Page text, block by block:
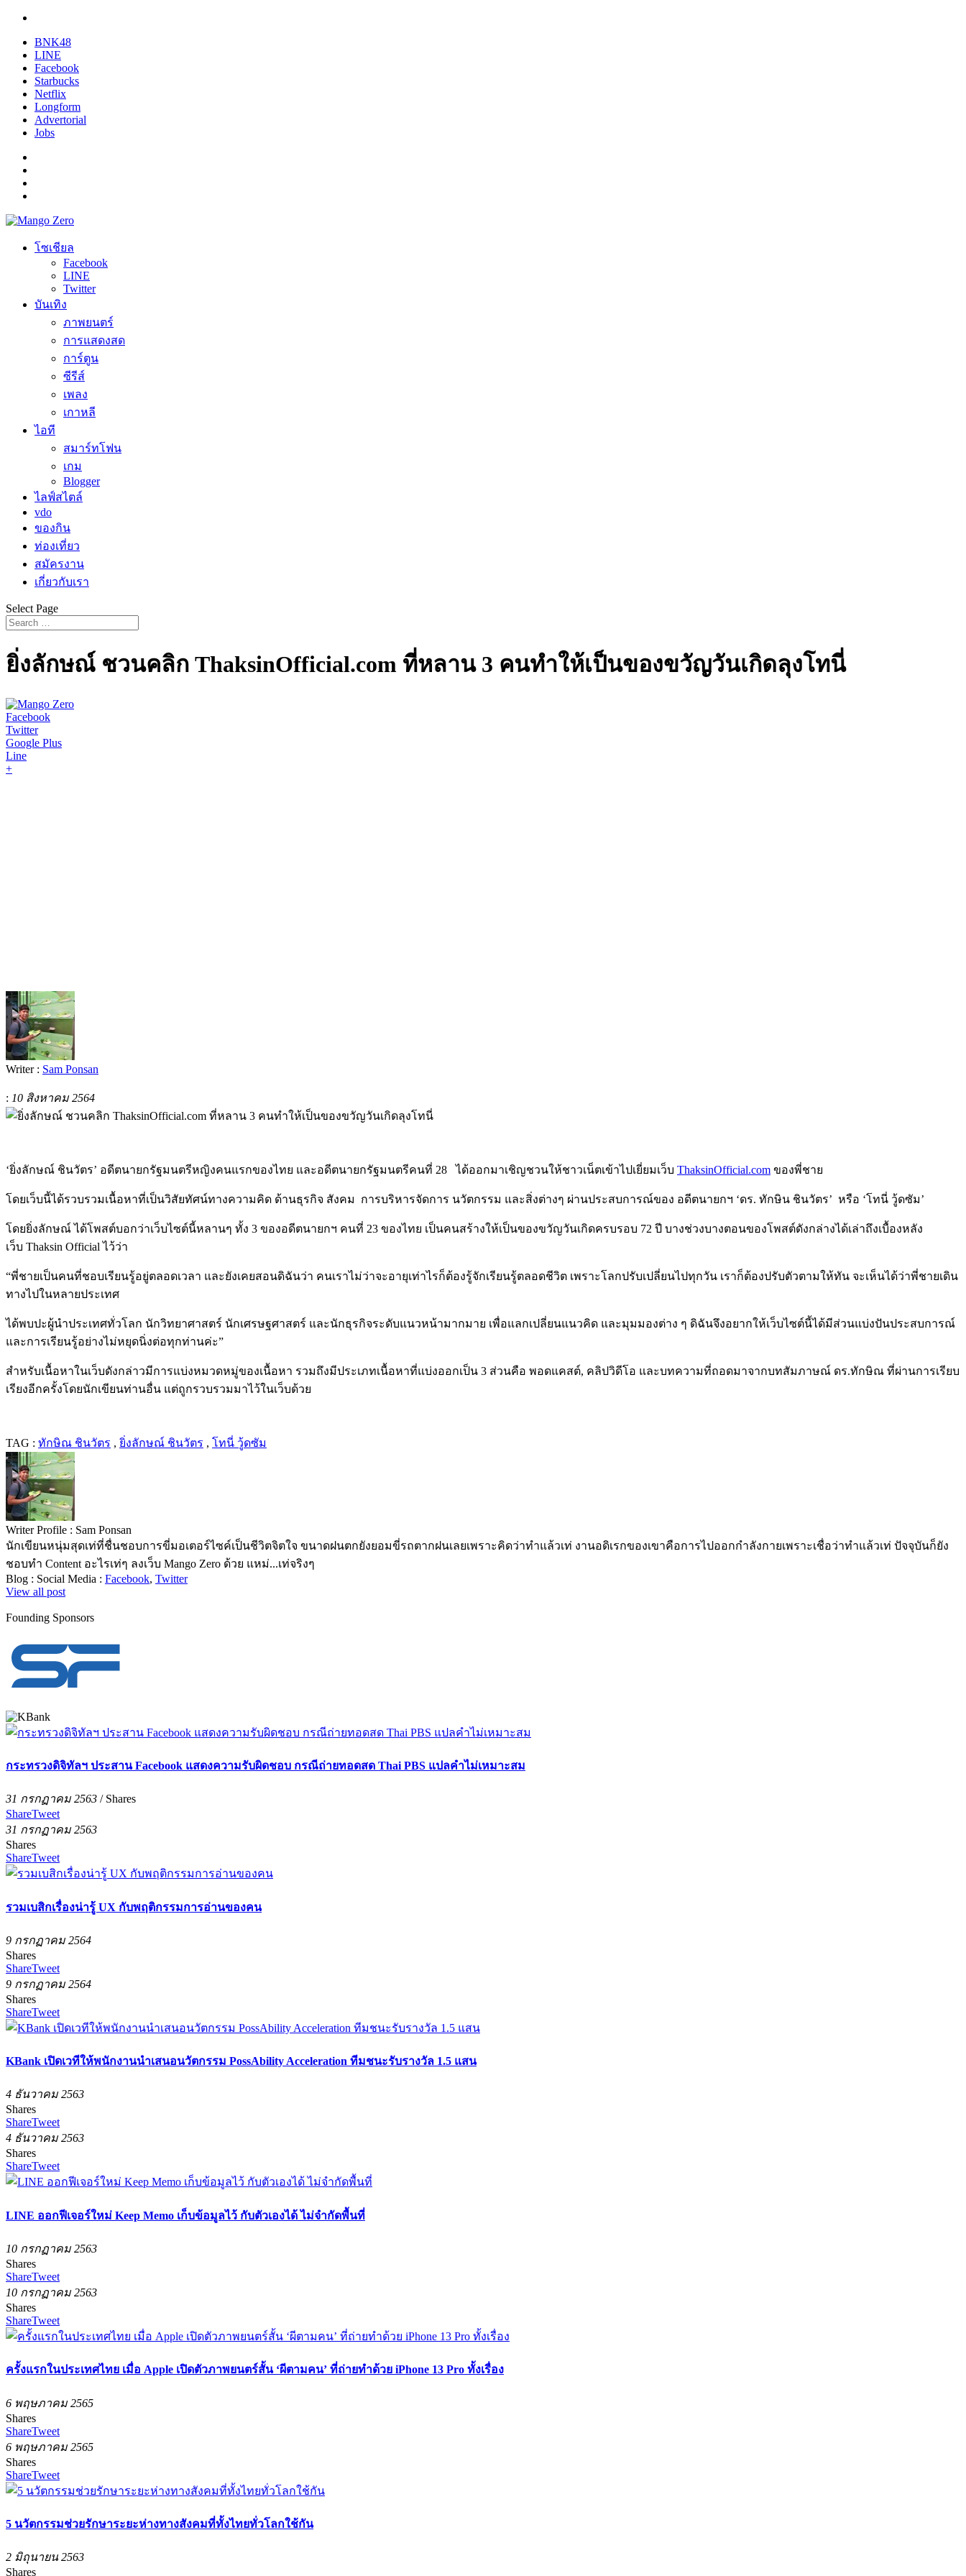
BNK48
LINE
Facebook
Starbucks
Netflix
Longform
Advertorial
Jobs
โซเชียล
Facebook
LINE
Twitter
บันเทิง
ภาพยนตร์
การแสดงสด
การ์ตูน
ซีรีส์
เพลง
เกาหลี
ไอที
สมาร์ทโฟน
เกม
Blogger
ไลฟ์สไตล์
vdo
ของกิน
ท่องเที่ยว
สมัครงาน
เกี่ยวกับเรา
Select Page
ยิ่งลักษณ์ ชวนคลิก ThaksinOfficial.com ที่หลาน 3 คนทำให้เป็นของขวัญวันเกิดลุงโทนี่
Facebook
Twitter
Google Plus
Line
+
Writer : Sam Ponsan
: 10 สิงหาคม 2564
‘ยิ่งลักษณ์ ชินวัตร’ อดีตนายกรัฐมนตรีหญิงคนแรกของไทย และอดีตนายกรัฐมนตรีคนที่ 28 ได้ออกมาเชิญชวนให้ชาวเน็ตเข้าไปเยี่ยมเว็บ ThaksinOfficial.com ของพี่ชาย
โดยเว็บนี้ได้รวบรวมเนื้อหาที่เป็นวิสัยทัศน์ทางความคิด ด้านธุรกิจ สังคม การบริหารจัดการ นวัตกรรม และสิ่งต่างๆ ผ่านประสบการณ์ของ อดีตนายกฯ ‘ดร. ทักษิน ชินวัตร’ หรือ ‘โทนี่ วู้ดซัม’
โดยยิ่งลักษณ์ ได้โพสต์บอกว่าเว็บไซต์นี้หลานๆ ทั้ง 3 ของอดีตนายกฯ คนที่ 23 ของไทย เป็นคนสร้างให้เป็นของขวัญวันเกิดครบรอบ 72 ปี บางช่วงบางตอนของโพสต์ดังกล่างได้เล่าถึงเบื้องหลัง
เว็บ Thaksin Official ไว้ว่า
“พี่ชายเป็นคนที่ชอบเรียนรู้อยู่ตลอดเวลา และยังเคยสอนดิฉันว่า คนเราไม่ว่าจะอายุเท่าไรก็ต้องรู้จักเรียนรู้ตลอดชีวิต เพราะโลกปรับเปลี่ยนไปทุกวัน เราก็ต้องปรับตัวตามให้ทัน จะเห็นได้ว่าพี่ชายเดิน
ทางไปในหลายประเทศ
ได้พบปะผู้นำประเทศทั่วโลก นักวิทยาศาสตร์ นักเศรษฐศาสตร์ และนักธุรกิจระดับแนวหน้ามากมาย เพื่อแลกเปลี่ยนแนวคิด และมุมมองต่าง ๆ ดิฉันจึงอยากให้เว็บไซต์นี้ได้มีส่วนแบ่งปันประสบการณ์
และการเรียนรู้อย่างไม่หยุดนิ่งต่อทุกท่านค่ะ”
สำหรับเนื้อหาในเว็บดังกล่าวมีการแบ่งหมวดหมู่ของเนื้อหา รวมถึงมีประเภทเนื้อหาที่แบ่งออกเป็น 3 ส่วนคือ พอดแคสต์, คลิปวิดีโอ และบทความที่ถอดมาจากบทสัมภาษณ์ ดร.ทักษิณ ที่ผ่านการเรียบ
เรียงอีกครั้งโดยนักเขียนท่านอื่น แต่ถูกรวบรวมมาไว้ในเว็บด้วย
TAG : ทักษิณ ชินวัตร , ยิ่งลักษณ์ ชินวัตร , โทนี่ วู้ดซัม
Writer Profile : Sam Ponsan
นักเขียนหนุ่มสุดเท่ที่ชื่นชอบการขี่มอเตอร์ไซค์เป็นชีวิตจิตใจ ขนาดฝนตกยังยอมขี่รถตากฝนเลยเพราะคิดว่าทำแล้วเท่ งานอดิเรกของเขาคือการไปออกกำลังกายเพราะเชื่อว่าทำแล้วเท่ ปัจจุบันก็ยัง
ชอบทำ Content อะไรเท่ๆ ลงเว็บ Mango Zero ด้วย แหม่...เท่จริงๆ
Blog : Social Media : Facebook, Twitter
View all post
Founding Sponsors
กระทรวงดิจิทัลฯ ประสาน Facebook แสดงความรับผิดชอบ กรณีถ่ายทอดสด Thai PBS แปลคำไม่เหมาะสม
31 กรกฏาคม 2563 / Shares
ShareTweet
31 กรกฏาคม 2563
Shares
ShareTweet
รวมเบสิกเรื่องน่ารู้ UX กับพฤติกรรมการอ่านของคน
9 กรกฏาคม 2564
Shares
ShareTweet
9 กรกฏาคม 2564
Shares
ShareTweet
KBank เปิดเวทีให้พนักงานนำเสนอนวัตกรรม PossAbility Acceleration ทีมชนะรับรางวัล 1.5 แสน
4 ธันวาคม 2563
Shares
ShareTweet
4 ธันวาคม 2563
Shares
ShareTweet
LINE ออกฟีเจอร์ใหม่ Keep Memo เก็บข้อมูลไว้ กับตัวเองได้ ไม่จำกัดพื้นที่
10 กรกฏาคม 2563
Shares
ShareTweet
10 กรกฏาคม 2563
Shares
ShareTweet
ครั้งแรกในประเทศไทย เมื่อ Apple เปิดตัวภาพยนตร์สั้น ‘ผีตามคน’ ที่ถ่ายทำด้วย iPhone 13 Pro ทั้งเรื่อง
6 พฤษภาคม 2565
Shares
ShareTweet
6 พฤษภาคม 2565
Shares
ShareTweet
5 นวัตกรรมช่วยรักษาระยะห่างทางสังคมที่ทั้งไทยทั่วโลกใช้กัน
2 มิถุนายน 2563
Shares